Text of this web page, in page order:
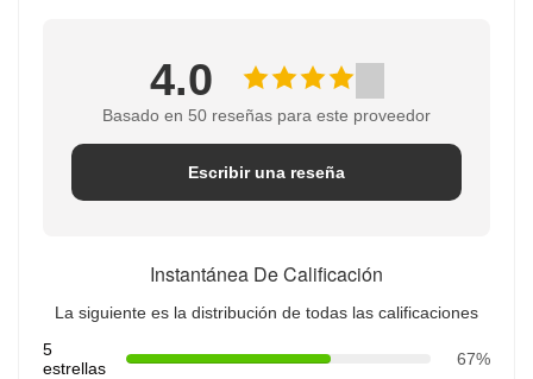
4.0
Basado en 50 reseñas para este proveedor
Escribir una reseña
Instantánea De Calificación
La siguiente es la distribución de todas las calificaciones
5
estrellas
67%